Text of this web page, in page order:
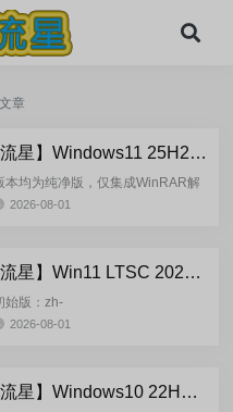
章
25H2 完整+适量精简多合一安装版2026.08
本均为纯净版，仅集成WinRAR解
和系统必须的软件和运
2026-08-01
LTSC 2024 完整+适量精简多合一安装版2026.08
始版：zh-
2026-08-01
22H2 完整+适量精简多合一安装版2026.08